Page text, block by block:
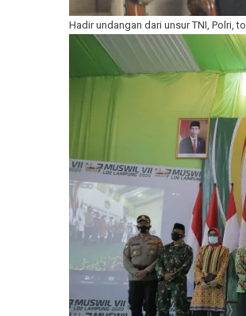
Hadir undangan dari unsur TNI, Polri,